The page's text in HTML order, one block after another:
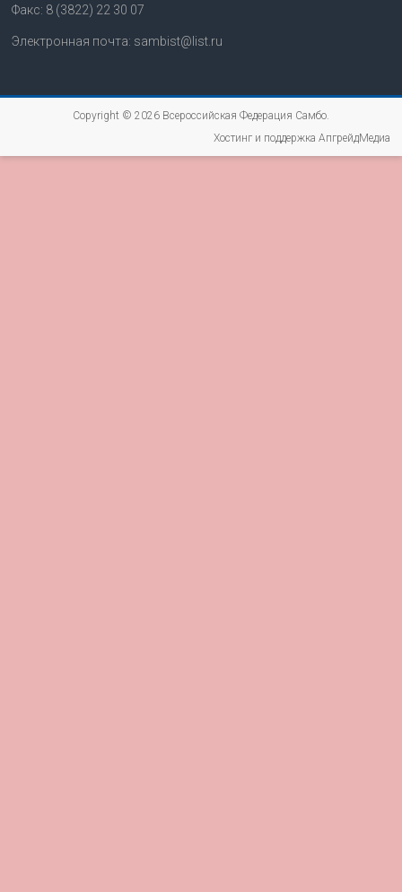
Факс: 8 (3822) 22 30 07
Электронная почта: sambist@list.ru
Copyright © 2026 Всероссийская Федерация Самбо.
Хостинг и поддержка АпгрейдМедиа